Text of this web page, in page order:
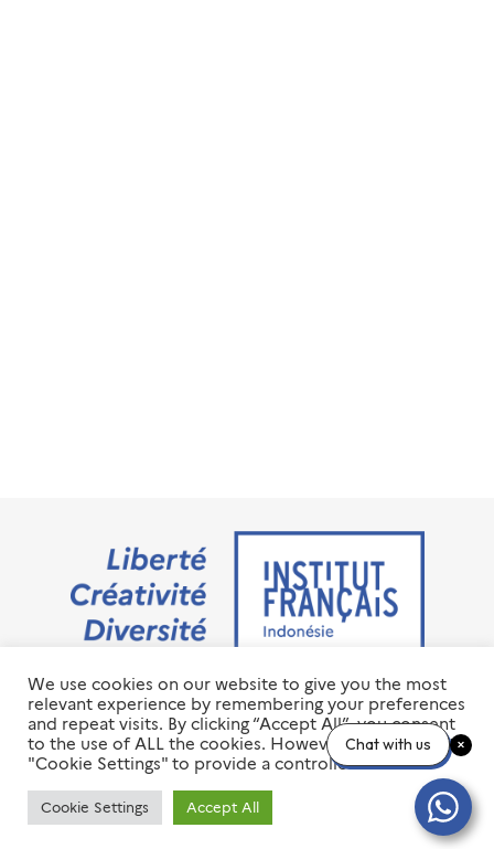
Jalan M.H. Thamrin No. 20 Jakarta Pusat 10350
+6221 23 55 79 00
info@ifi-id.com
© 2020 All Right Reserved
INSTITUT FRANÇAIS D’INDONÉSIE – IFI
We use cookies on our website to give you the most
relevant experience by remembering your preferences
and repeat visits. By clicking “Accept All”, you consent
to the use of ALL the cookies. However, you may visit
"Cookie Settings" to provide a controlled consent.
Cookie Settings Accept All
Chat with us